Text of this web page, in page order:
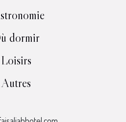
dormir
Loisirs
Autres